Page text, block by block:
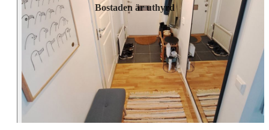
Bostaden är uthyrd